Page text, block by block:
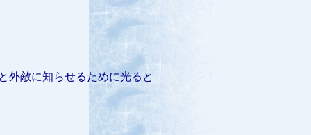
外敵に知らせるために光ると